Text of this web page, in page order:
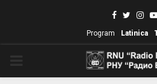
Facebook
Twitter
Program Latinica